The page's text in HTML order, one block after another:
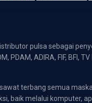
pulsa sebagai
PDAM, ADIRA, FIF,
terbang semua
baik melalui komputer,